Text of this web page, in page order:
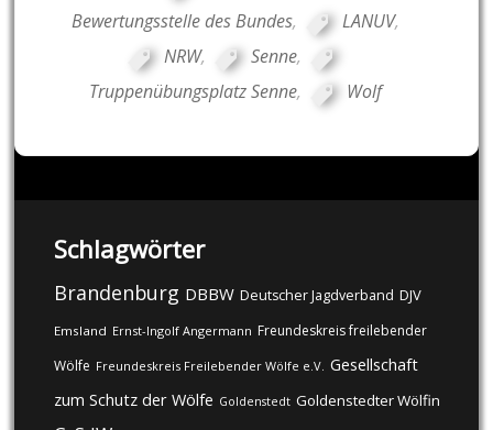
Bewertungsstelle des Bundes, LANUV,
NRW, Senne,
Truppenübungsplatz Senne, Wolf
Schlagwörter
Brandenburg DBBW Deutscher Jagdverband DJV
Emsland Ernst-Ingolf Angermann Freundeskreis freilebender
Wölfe Freundeskreis Freilebender Wölfe e.V. Gesellschaft
zum Schutz der Wölfe Goldenstedt Goldenstedter Wölfin